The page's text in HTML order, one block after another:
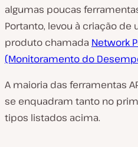
algumas poucas
Portanto, levou à criação de
produto chamada Network
(Monitoramento do
A maioria das ferramentas
se enquadram tanto no
tipos listados acima.